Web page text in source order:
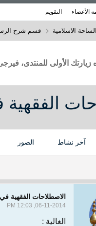
الأعضاء التقويم
الساحة الاسلامية قسم شرح
زيارتك الأولى للمنتدى،
آخر نشاط الصور
الاصطلاحات الفقهية
06-11-2014, 12:03 PM
الغالية :